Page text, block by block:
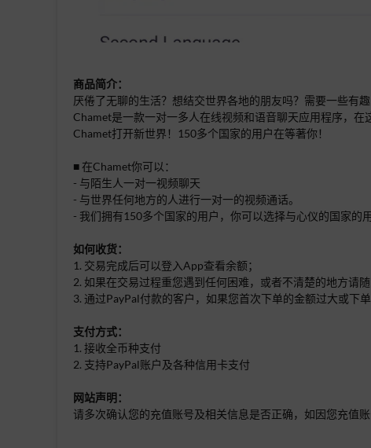
商品简介：
厌倦了无聊的生活？想结交世界各地的朋友吗？需要一些有
Chamet是一款一对一多人在线视频和语音聊天应用程序，
Chamet打开新世界！150多个国家的用户在等著你！
■ 在Chamet你可以：
- 与陌生人一对一视频聊天
- 与世界任何地方的人进行一对一的视频通话。
- 我们拥有150多个国家的用户，你可以选择与心仪的国家的用
如何收货：
1. 交易完成后可以登入App查看余额；
2. 如果在交易过程重您遇到任何困难，或者不清楚的地方请
3. 通过PayPal付款的客户，如果您首次下单的金额过大或下
支付方式：
1. 接收全币种支付
2. 支持PayPal账户及各种信用卡支付
网站声明：
请多次确认您的充值账号及相关信息是否正确，如因您充值